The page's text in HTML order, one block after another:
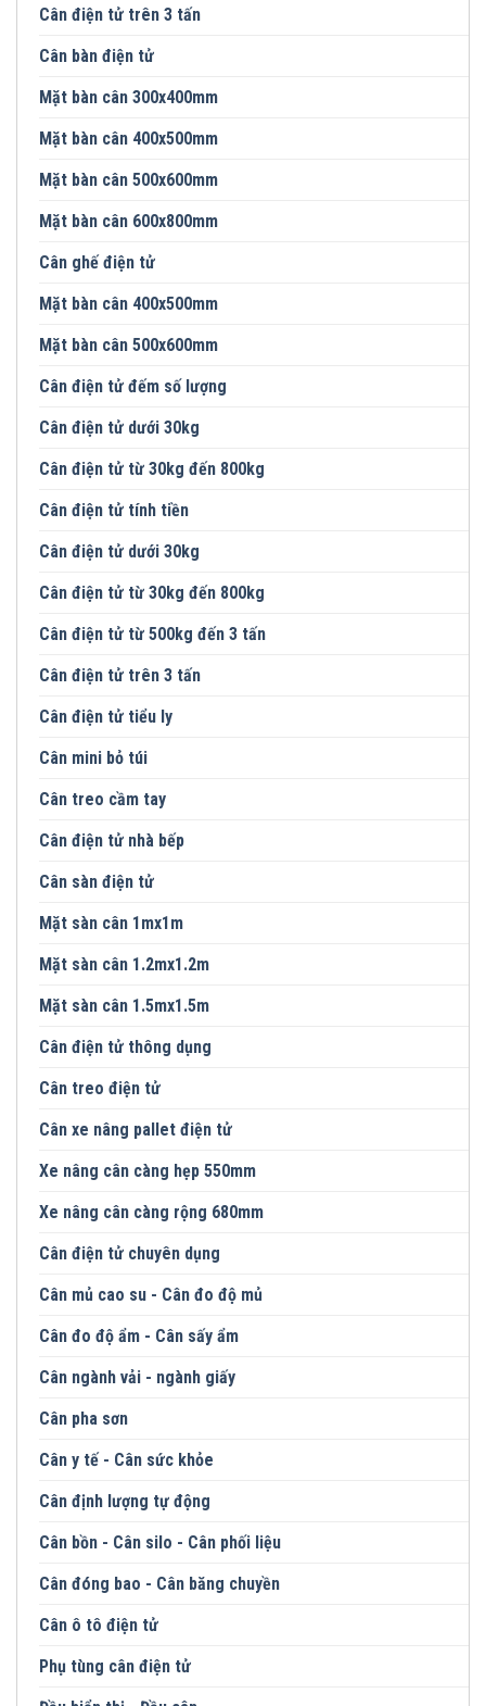
Cân điện tử trên 3 tấn
Cân bàn điện tử
Mặt bàn cân 300x400mm
Mặt bàn cân 400x500mm
Mặt bàn cân 500x600mm
Mặt bàn cân 600x800mm
Cân ghế điện tử
Mặt bàn cân 400x500mm
Mặt bàn cân 500x600mm
Cân điện tử đếm số lượng
Cân điện tử dưới 30kg
Cân điện tử từ 30kg đến 800kg
Cân điện tử tính tiền
Cân điện tử dưới 30kg
Cân điện tử từ 30kg đến 800kg
Cân điện tử từ 500kg đến 3 tấn
Cân điện tử trên 3 tấn
Cân điện tử tiểu ly
Cân mini bỏ túi
Cân treo cầm tay
Cân điện tử nhà bếp
Cân sàn điện tử
Mặt sàn cân 1mx1m
Mặt sàn cân 1.2mx1.2m
Mặt sàn cân 1.5mx1.5m
Cân điện tử thông dụng
Cân treo điện tử
Cân xe nâng pallet điện tử
Xe nâng cân càng hẹp 550mm
Xe nâng cân càng rộng 680mm
Cân điện tử chuyên dụng
Cân mủ cao su - Cân đo độ mủ
Cân đo độ ẩm - Cân sấy ẩm
Cân ngành vải - ngành giấy
Cân pha sơn
Cân y tế - Cân sức khỏe
Cân định lượng tự động
Cân bồn - Cân silo - Cân phối liệu
Cân đóng bao - Cân băng chuyền
Cân ô tô điện tử
Phụ tùng cân điện tử